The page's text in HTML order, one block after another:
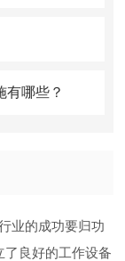
有哪些？
业的成功要归功
了良好的工作设备